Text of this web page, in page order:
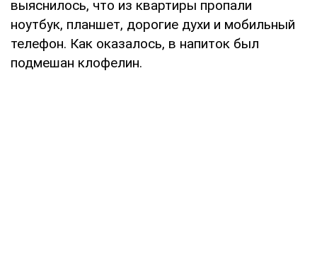
выяснилось, что из квартиры пропали
ноутбук, планшет, дорогие духи и мобильный
телефон. Как оказалось, в напиток был
подмешан клофелин.